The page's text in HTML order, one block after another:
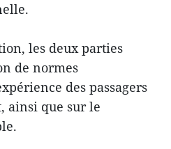
les deux parties
de normes
des passagers
ainsi que sur le